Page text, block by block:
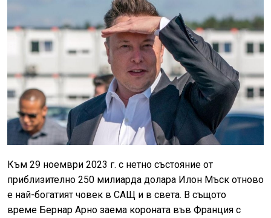
Към 29 ноември 2023 г. с нетно състояние от
приблизително 250 милиарда долара Илон Мъск отново
е най-богатият човек в САЩ и в света. В същото
време Бернар Арно заема короната във Франция с